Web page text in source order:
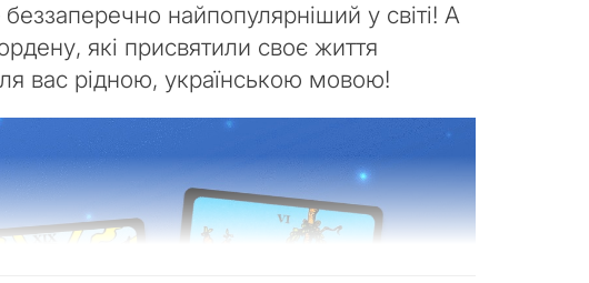
найпопулярніший у світі! А
які присвятили своє життя
вас рідною, українською мовою!